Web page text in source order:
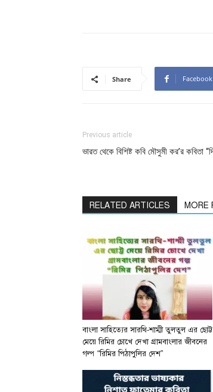
Share Facebook
Previous article
ভারত থেকে বিশিষ্ট কবি মৌসুমী কর’র কবিতা
RELATED ARTICLES MORE
বাংলা সাহিত্যের সারথি-শাম্মী তুলতুল এর ছোট্ট
মেয়ে রিমির চোখে দেখা গ্রামবাংলার জীবনের
গল্প “রিমির পিঠাপুলির দেশ”